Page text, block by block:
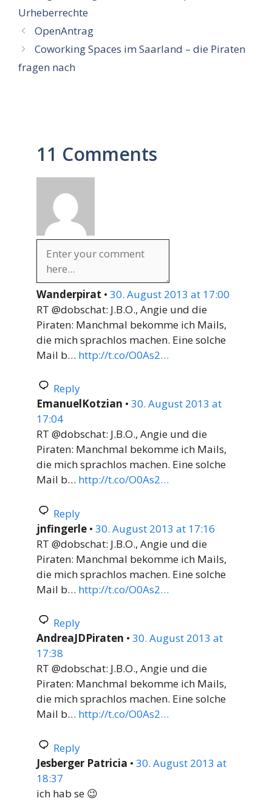
Urheberrechte
OpenAntrag
Coworking Spaces im Saarland – die Piraten
fragen nach
11 Comments
Wanderpirat • 30. August 2013 at 17:00
RT @dobschat: J.B.O., Angie und die
Piraten: Manchmal bekomme ich Mails,
die mich sprachlos machen. Eine solche
Mail b… http://t.co/O0As2…
Reply
EmanuelKotzian • 30. August 2013 at
17:04
RT @dobschat: J.B.O., Angie und die
Piraten: Manchmal bekomme ich Mails,
die mich sprachlos machen. Eine solche
Mail b… http://t.co/O0As2…
Reply
jnfingerle • 30. August 2013 at 17:16
RT @dobschat: J.B.O., Angie und die
Piraten: Manchmal bekomme ich Mails,
die mich sprachlos machen. Eine solche
Mail b… http://t.co/O0As2…
Reply
AndreaJDPiraten • 30. August 2013 at
17:38
RT @dobschat: J.B.O., Angie und die
Piraten: Manchmal bekomme ich Mails,
die mich sprachlos machen. Eine solche
Mail b… http://t.co/O0As2…
Reply
Jesberger Patricia • 30. August 2013 at
18:37
ich hab se 😉